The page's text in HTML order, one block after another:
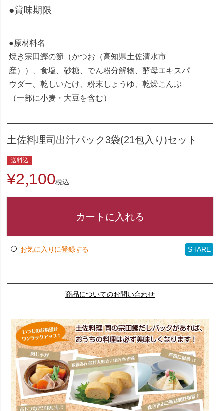
●賞味期限
●原材料名
焼き宗田鰹の節（かつお（高知県土佐清水市
産））、食塩、砂糖、でん粉分解物、酵母エキスパ
ウダー、乾しいたけ、粉末しょうゆ、乾燥こんぶ
（一部に小麦・大豆を含む）
土佐料理司出汁パック3袋(21包入り)セット
送料込
¥2,100税込
カートに入れる
お気に入りに登録する SHARE
商品についてのお問い合わせ